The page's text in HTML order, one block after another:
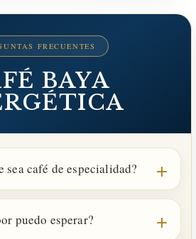
FRECUENTES
BAYA
sea café de especialidad?
puedo esperar?